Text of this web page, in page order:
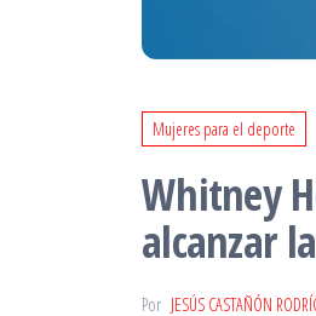
Mujeres para el deporte
Whitney
alcanzar
Por JESÚS CASTAÑÓN